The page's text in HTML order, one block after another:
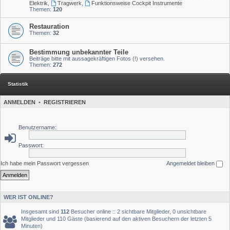
Elektrik
Tragwerk
Funktionsweise Cockpit Instrumente
Themen: 120
Restauration
Themen: 32
Bestimmung unbekannter Teile
Beiträge bitte mit aussagekräftigen Fotos (!) versehen.
Themen: 272
Statistik
ANMELDEN • REGISTRIEREN
Benutzername:
Passwort:
Ich habe mein Passwort vergessen Angemeldet bleiben
WER IST ONLINE?
Insgesamt sind 112 Besucher online :: 2 sichtbare Mitglieder, 0 unsichtbare
Mitglieder und 110 Gäste (basierend auf den aktiven Besuchern der letzten 5
Minuten)